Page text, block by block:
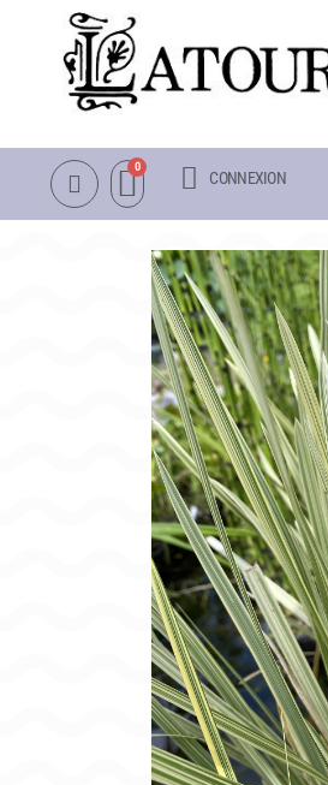
NOTRE CATALOGUE
NÉNUPHARS RUSTIQUES
NÉNUPHARS TROPICAUX
AUTRES PLANTES AQUATIQUES
PACKS & ACCESSOIRES
CONDITIONNEMENT,
CONNEXION